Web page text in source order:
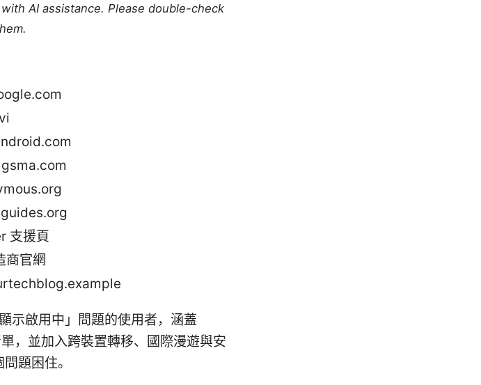
AI assistance. Please double-check
支援頁
商官網
示啟用中」問題的使用者，涵蓋
，並加入跨裝置轉移、國際漫遊與安
題困住。